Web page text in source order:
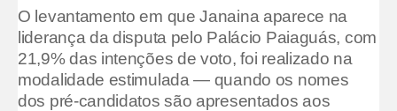
O levantamento em que Janaina aparece na
liderança da disputa pelo Palácio Paiaguás, com
21,9% das intenções de voto, foi realizado na
modalidade estimulada — quando os nomes
dos pré-candidatos são apresentados aos